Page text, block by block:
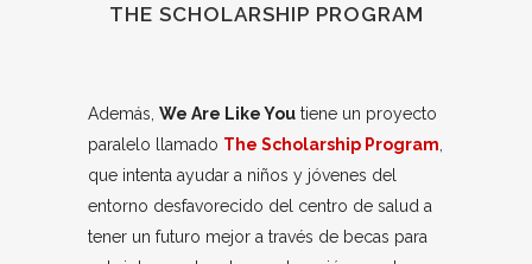
THE SCHOLARSHIP PROGRAM
Además, We Are Like You tiene un proyecto
paralelo llamado The Scholarship Program
que intenta ayudar a niños y jóvenes del
entorno desfavorecido del centro de salud a
tener un futuro mejor a través de becas para